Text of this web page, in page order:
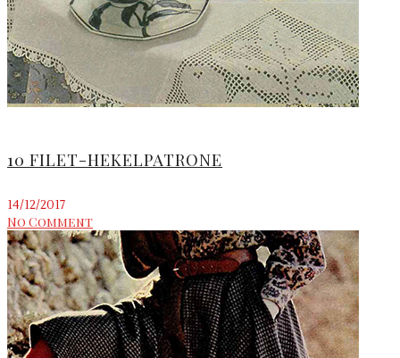
10 FILET-HEKELPATRONE
14/12/2017
No Comment